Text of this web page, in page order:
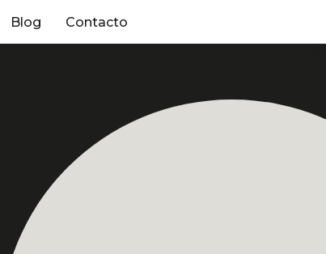
Blog Contacto